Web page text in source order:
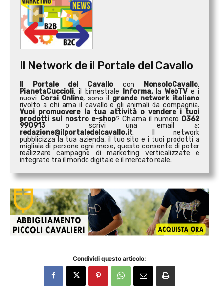
Il Network de il Portale del Cavallo
Il Portale del Cavallo con NonsoloCavallo,
PianetaCuccioli, il bimestrale Informa,laWebTVe i
nuovi Corsi Online, sono il grande network italiano
rivolto a chi ama il cavallo e gli animali da compagnia.
Vuoi promuovere la tua attività ovendere i tuoi
prodotti sul nostro e-shop? Chiama il numero 0362
990913 o scrivi una email a:
redazione@ilportaledelcavallo.it. Il network
pubblicizza la tua azienda, il tuo sito e i tuoi prodotti a
migliaia di persone ogni mese, questo consente di poter
realizzare campagne di marketing verticalizzate e
integrate tra il mondo digitale e il mercato reale.
Condividi questo articolo: